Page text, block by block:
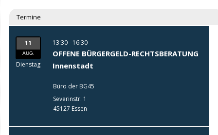
Termine
11
AUG.
Dienstag
13:30 - 16:30
OFFENE BÜRGERGELD-RECHTSBERATUNG
Innenstadt
Büro der BG45
Severinstr. 1
45127 Essen